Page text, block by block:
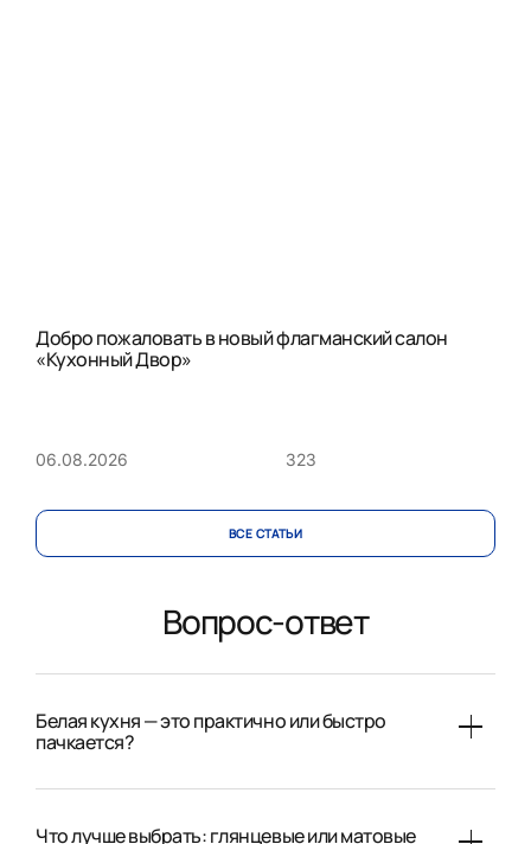
Добро пожаловать в новый флагманский салон
«Кухонный Двор»
06.08.2026 323
ВСЕ CТАТЬИ
Вопрос-ответ
Белая кухня — это практично или быстро
пачкается?
Что лучше выбрать: глянцевые или матовые